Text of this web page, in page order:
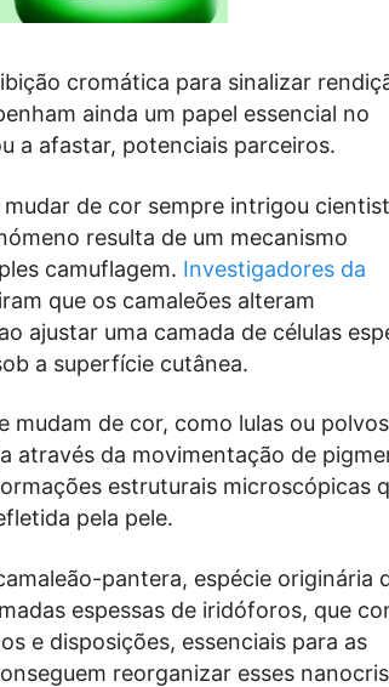
cromática para sinalizar
ainda um papel essencial no
a afastar, potenciais parceiros.
de cor sempre intrigou
resulta de um mecanismo
camuflagem. Investigadores da
que os camaleões alteram
ajustar uma camada de células
a superfície cutânea.
mudam de cor, como lulas ou
através da movimentação de
estruturais microscópicas
pela pele.
pantera, espécie originária
espessas de iridóforos, que
e disposições, essenciais para as
reorganizar esses